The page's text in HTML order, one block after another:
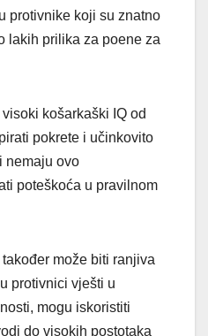
protivnike koji su znatno
lakih prilika za poene za
košarkaški IQ od
pokrete i učinkovito
nemaju ovo
poteškoća u pravilnom
može biti ranjiva
protivnici vješti u
mogu iskoristiti
do visokih postotaka